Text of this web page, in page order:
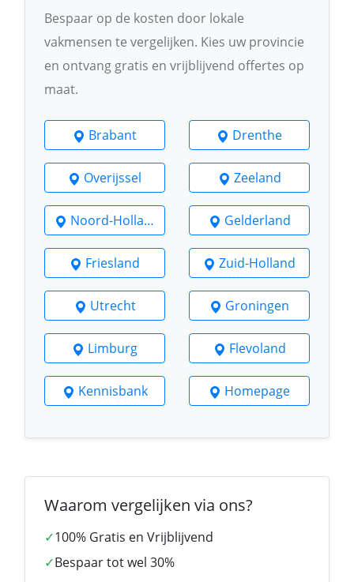
Bespaar op de kosten door lokale
vakmensen te vergelijken. Kies uw provincie
en ontvang gratis en vrijblijvend offertes op
maat.
Brabant Drenthe
Overijssel Zeeland
Noord-Holland Gelderland
Friesland Zuid-Holland
Utrecht Groningen
Limburg Flevoland
Kennisbank Homepage
Waarom vergelijken via ons?
✓100% Gratis en Vrijblijvend
✓Bespaar tot wel 30%